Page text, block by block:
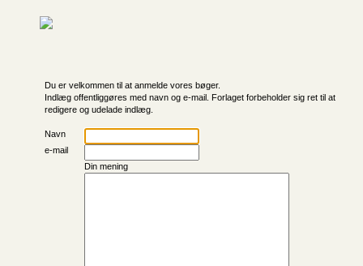
Du er velkommen til at anmelde vores bøger.
Indlæg offentliggøres med navn og e-mail. Forlaget forbeholder sig ret til at
redigere og udelade indlæg.
Navn
e-mail
Din mening